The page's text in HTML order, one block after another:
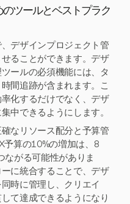
ツールとベストプラク
デザインプロジェクト管
ることができます。デザ
ールの必須機能には、タ
間追跡が含まれます。こ
化するだけでなく、デザ
中できるようにします。
なリソース配分と予算管
予算の10%の増加は、8
ながる可能性がありま
に統合することで、デザ
時に管理し、クリエイ
て達成できるようになり